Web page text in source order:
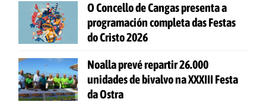
O Concello de Cangas presenta a
programación completa das Festas
do Cristo 2026
Noalla prevé repartir 26.000
unidades de bivalvo na XXXIII Festa
da Ostra